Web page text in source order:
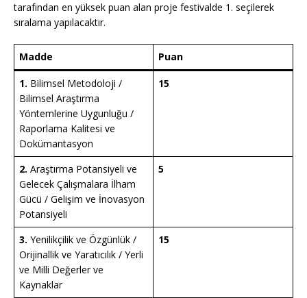
tarafından en yüksek puan alan proje festivalde 1. seçilerek
sıralama yapılacaktır.
Madde Puan
1. Bilimsel Metodoloji /
Bilimsel Araştırma
Yöntemlerine Uygunluğu /
Raporlama Kalitesi ve
Dokümantasyon
15
2. Araştırma Potansiyeli ve
Gelecek Çalışmalara İlham
Gücü / Gelişim ve İnovasyon
Potansiyeli
5
3. Yenilikçilik ve Özgünlük /
Orijinallik ve Yaratıcılık / Yerli
ve Milli Değerler ve
Kaynaklar
15